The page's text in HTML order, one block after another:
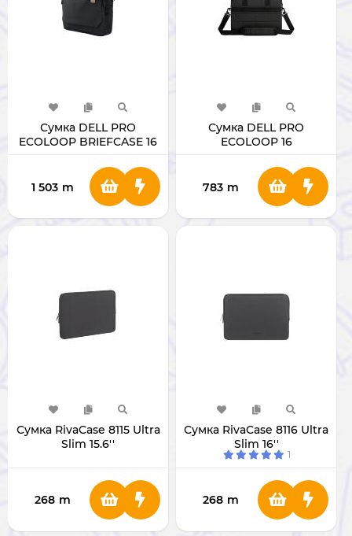
Сумка DELL PRO
ECOLOOP BRIEFCASE 16
1 503 m
Сумка DELL PRO
ECOLOOP 16
783 m
Сумка RivaCase 8115 Ultra
Slim 15.6''
268 m
Сумка RivaCase 8116 Ultra
Slim 16''
1
268 m